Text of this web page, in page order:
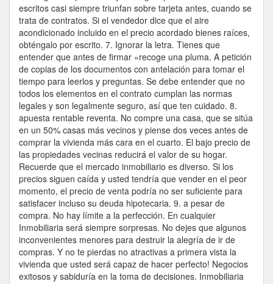
escritos casi siempre triunfan sobre tarjeta antes, cuando se
trata de contratos. Si el vendedor dice que el aire
acondicionado incluido en el precio acordado bienes raíces,
obténgalo por escrito. 7. Ignorar la letra. Tienes que
entender que antes de firmar «recoge una pluma. A petición
de copias de los documentos con antelación para tomar el
tiempo para leerlos y preguntas. Se debe entender que no
todos los elementos en el contrato cumplan las normas
legales y son legalmente seguro, así que ten cuidado. 8.
apuesta rentable reventa. No compre una casa, que se sitúa
en un 50% casas más vecinos y piense dos veces antes de
comprar la vivienda más cara en el cuarto. El bajo precio de
las propiedades vecinas reducirá el valor de su hogar.
Recuerde que el mercado inmobiliario es diverso. Si los
precios siguen caída y usted tendría que vender en el peor
momento, el precio de venta podría no ser suficiente para
satisfacer incluso su deuda hipotecaria. 9. a pesar de
compra. No hay límite a la perfección. En cualquier
Inmobiliaria será siempre sorpresas. No dejes que algunos
inconvenientes menores para destruir la alegría de ir de
compras. Y no te pierdas no atractivas a primera vista la
vivienda que usted será capaz de hacer perfecto! Negocios
exitosos y sabiduría en la toma de decisiones. Inmobiliaria